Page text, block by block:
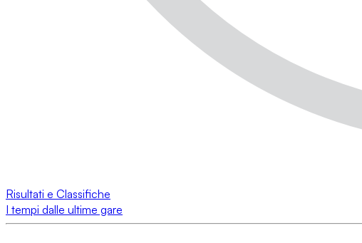
Risultati e Classifiche
I tempi dalle ultime gare